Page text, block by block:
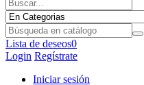
Lista de deseos0
Login Regístrate
Iniciar sesión